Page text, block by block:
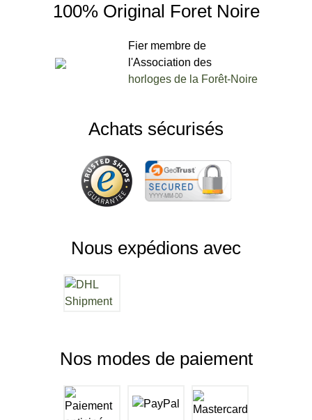
100% Original Foret Noire
Fier membre de
l'Association des
horloges de la Forêt-Noire
Achats sécurisés
Nous expédions avec
Nos modes de paiement